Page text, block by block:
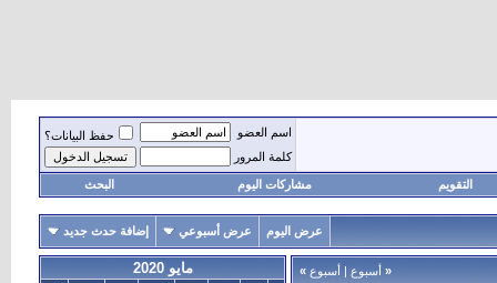
اسم العضو
حفظ البيانات؟
كلمة المرور
التقويم مشاركات اليوم البحث
عرض اليوم عرض أسبوعي إضافة حدث جديد
« أسبوع | أسبوع » مايو 2020